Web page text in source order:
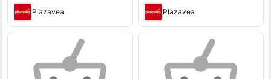
Plazavea Plazavea